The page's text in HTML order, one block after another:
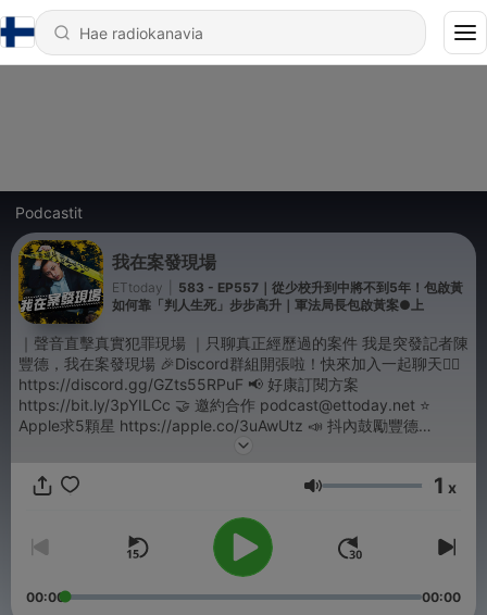
Podcastit
我在案發現場
ETtoday
583 - EP557｜從少校升到中將不到5年！包啟黃
如何靠「判人生死」步步高升｜軍法局長包啟黃案●上
｜聲音直擊真實犯罪現場 ｜只聊真正經歷過的案件 我是突發記者陳
豐德，我在案發現場 🎉Discord群組開張啦！快來加入一起聊天👉🏻
https://discord.gg/GZts55RPuF 📢 好康訂閱方案
https://bit.ly/3pYILCc 🤝 邀約合作 podcast@ettoday.net ⭐
Apple求5顆星 https://apple.co/3uAwUtz 📣 抖內鼓勵豐德
https://bit.ly/2SK5P9G 🙋‍♂️ 來ig找我 https://bit.ly/2GCrgE6 🙋‍♂️ FB
- Hosting provided by
Äänenvoimakkuus
1 x
00:00 00:00